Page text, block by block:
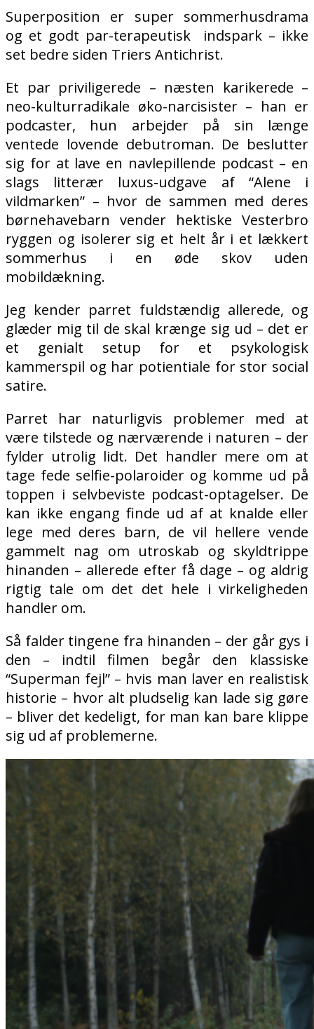
Superposition er super sommerhusdrama
og et godt par-terapeutisk
indspark – ikke
set bedre siden Triers Antichrist.
Et par priviligerede – næsten karikerede –
neo-kulturradikale øko-narcisister – han er
podcaster, hun arbejder på sin længe
ventede lovende debutroman. De beslutter
sig for at lave en navlepillende podcast – en
slags litterær luxus-udgave af “Alene i
vildmarken” – hvor de sammen med deres
børnehavebarn vender hektiske Vesterbro
ryggen og isolerer sig et helt år i et lækkert
sommerhus i en øde skov uden
mobildækning.
Jeg kender parret fuldstændig allerede, og
glæder mig til de skal krænge sig ud – det er
et genialt setup for et psykologisk
kammerspil og har potientiale for stor social
satire.
Parret har naturligvis problemer med at
være tilstede og nærværende i naturen – der
fylder utrolig lidt. Det handler mere om at
tage fede selfie-polaroider og komme ud på
toppen i selvbeviste podcast-optagelser. De
kan ikke engang finde ud af at knalde eller
lege med deres barn, de vil hellere vende
gammelt nag om utroskab og skyldtrippe
hinanden – allerede efter få dage – og aldrig
rigtig tale om det det hele i virkeligheden
handler om.
Så falder tingene fra hinanden – der går gys i
den – indtil filmen begår den klassiske
“Superman fejl” – hvis man laver en realistisk
historie – hvor alt pludselig kan lade sig gøre
– bliver det kedeligt, for man kan bare klippe
sig ud af problemerne.